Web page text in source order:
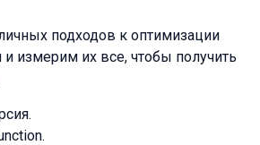
подходов к оптимизации
измерим их все, чтобы получить